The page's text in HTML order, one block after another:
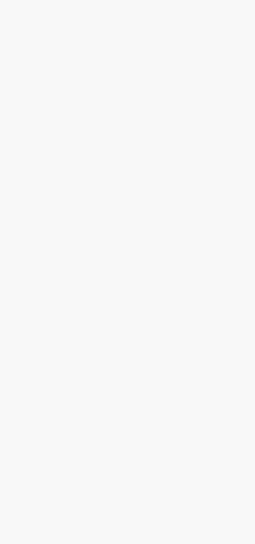
Trung Thổ - mệnh Thổ
Bắc.
nghiệp.